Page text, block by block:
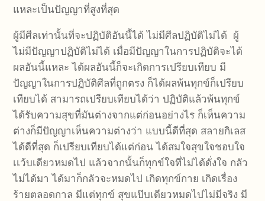
แหละเป็นปัญญาที่สูงที่สุด
ผู้มีศีลเท่านั้นที่จะปฏิบัติอันนี้ได้ ไม่มีศีลปฏิบัติไม่ได้ ผู้
ไม่มีปัญญาปฏิบัติไม่ได้ เมื่อมีปัญญาในการปฏิบัติจะได้
ผลอันนี้แหละ ได้ผลอันนี้ก็จะเกิดการเปรียบเทียบ มี
ปัญญาในการปฏิบัติศีลที่ถูกตรง ก็ได้ผลพ้นทุกข์ก็เปรียบ
เทียบได้ สามารถเปรียบเทียบได้ว่า ปฏิบัติแล้วพ้นทุกข์
ได้รับความสุขที่มันต่างจากแต่ก่อนอย่างไร ก็เห็นความ
ต่างก็มีปัญญาเห็นความต่างว่า แบบนี้ดีที่สุด สลายกิเลส
ได้ดีที่สุด ก็เปรียบเทียบได้แต่ก่อน ได้สมใจสุขใจชอบใจ
เเว้บเดียวหมดไป แล้วจากนั้นก็ทุกข์ใจที่ไม่ได้ดั่งใจ กลัว
ไม่ได้มา ได้มาก็กลัวจะหมดไป เกิดทุกข์กาย เกิดเรื่อง
ร้ายตลอดกาล มีแต่ทุกข์ สุขแป๊บเดียวหมดไปไม่มีจริง มี